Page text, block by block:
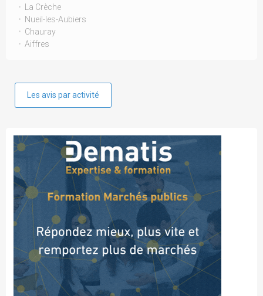
La Crèche
Nueil-les-Aubiers
Chauray
Aiffres
Les avis par activité